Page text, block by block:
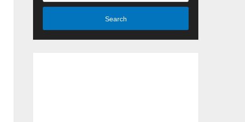
Search